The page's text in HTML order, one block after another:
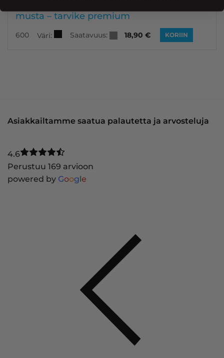
musta – tarvike premium
600 Väri: Saatavuus: 18,90 € KORIIN
Asiakkailtamme saatua palautetta ja arvosteluja
4.6
Perustuu 169 arvioon
powered by Goog e